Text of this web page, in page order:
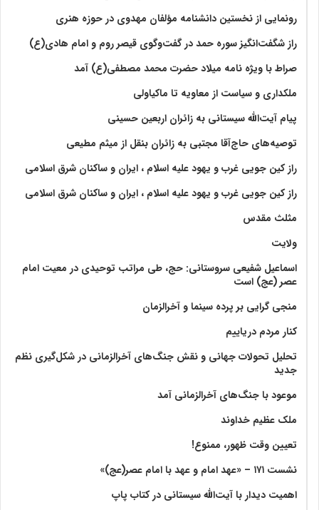
رونمایی از نخستین دانشنامه مؤلفان مهدوی در حوزه هنری
راز شگفت‌انگیز سوره حمد در گفت‌وگوی قیصر روم و امام هادی(ع)
صراط با ویژه نامه میلاد حضرت محمد مصطفی(ع) آمد
ملکداری و سیاست از معاویه تا ماکیاولی
پیام آیت‌الله سیستانی به زائران اربعین حسینی
توصیه‌های حاج‌آقا مجتبی به زائران بنقل از میثم مطیعی
راز کین جویی غرب و یهود علیه اسلام ، ایران و ساکنان شرق اسلامی
راز کین جویی غرب و یهود علیه اسلام ، ایران و ساکنان شرق اسلامی
مثلث مقدس
ولايت‏
اسماعیل شفیعی سروستانی: حج، طی مراتب توحیدی در معیت امام
عصر (عج) است
منجی گرایی بر پرده سینما و آخرالزمان
کنار مردم دریاییم
تحلیل تحولات جهانی و نقش جنگ‌های آخرالزمانی در شکل‌گیری نظم
جدید
موعود با جنگ‌های آخرالزمانی آمد
ملک عظیم خداوند
تعیین وقت ظهور، ممنوع!
نشست ۱۷۱ – «عهد امام و عهد با امام عصر(عج)»
اهمیت دیدار با آیت‌الله سیستانی در کتاب پاپ